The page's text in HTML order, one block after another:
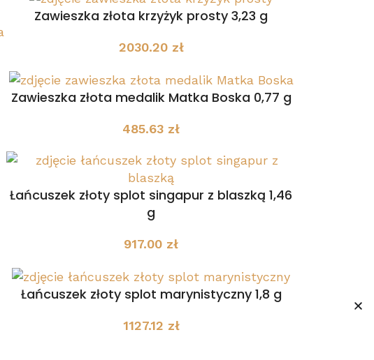
Zawieszka złota krzyżyk prosty 3,23 g
2030.20 zł
Zawieszka złota medalik Matka Boska 0,77 g
485.63 zł
Łańcuszek złoty splot singapur z blaszką 1,46
g
917.00 zł
Łańcuszek złoty splot marynistyczny 1,8 g
1127.12 zł